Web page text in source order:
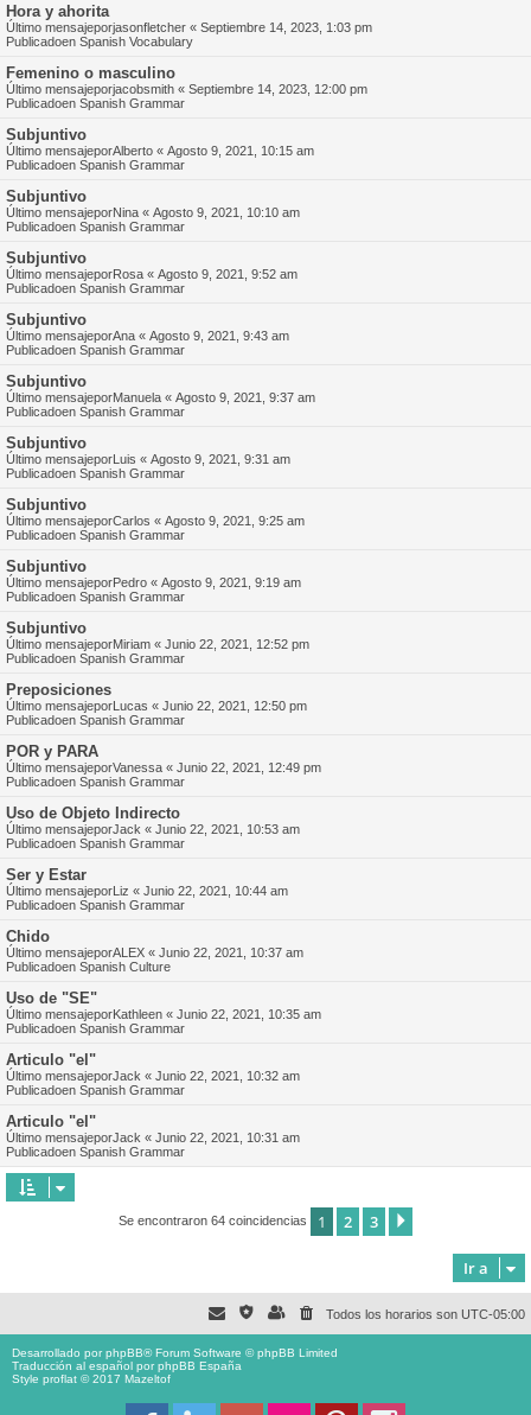
Hora y ahorita
Último mensajeporjasonfletcher « Septiembre 14, 2023, 1:03 pm
Publicadoen Spanish Vocabulary
Femenino o masculino
Último mensajeporjacobsmith « Septiembre 14, 2023, 12:00 pm
Publicadoen Spanish Grammar
Subjuntivo
Último mensajeporAlberto « Agosto 9, 2021, 10:15 am
Publicadoen Spanish Grammar
Subjuntivo
Último mensajeporNina « Agosto 9, 2021, 10:10 am
Publicadoen Spanish Grammar
Subjuntivo
Último mensajeporRosa « Agosto 9, 2021, 9:52 am
Publicadoen Spanish Grammar
Subjuntivo
Último mensajeporAna « Agosto 9, 2021, 9:43 am
Publicadoen Spanish Grammar
Subjuntivo
Último mensajeporManuela « Agosto 9, 2021, 9:37 am
Publicadoen Spanish Grammar
Subjuntivo
Último mensajeporLuis « Agosto 9, 2021, 9:31 am
Publicadoen Spanish Grammar
Subjuntivo
Último mensajeporCarlos « Agosto 9, 2021, 9:25 am
Publicadoen Spanish Grammar
Subjuntivo
Último mensajeporPedro « Agosto 9, 2021, 9:19 am
Publicadoen Spanish Grammar
Subjuntivo
Último mensajeporMiriam « Junio 22, 2021, 12:52 pm
Publicadoen Spanish Grammar
Preposiciones
Último mensajeporLucas « Junio 22, 2021, 12:50 pm
Publicadoen Spanish Grammar
POR y PARA
Último mensajeporVanessa « Junio 22, 2021, 12:49 pm
Publicadoen Spanish Grammar
Uso de Objeto Indirecto
Último mensajeporJack « Junio 22, 2021, 10:53 am
Publicadoen Spanish Grammar
Ser y Estar
Último mensajeporLiz « Junio 22, 2021, 10:44 am
Publicadoen Spanish Grammar
Chido
Último mensajeporALEX « Junio 22, 2021, 10:37 am
Publicadoen Spanish Culture
Uso de "SE"
Último mensajeporKathleen « Junio 22, 2021, 10:35 am
Publicadoen Spanish Grammar
Articulo "el"
Último mensajeporJack « Junio 22, 2021, 10:32 am
Publicadoen Spanish Grammar
Articulo "el"
Último mensajeporJack « Junio 22, 2021, 10:31 am
Publicadoen Spanish Grammar
Se encontraron 64 coincidencias 1 2 3
Ir a
Todos los horarios son UTC-05:00
Desarrollado porphpBB® Forum Software © phpBB Limited
Traducción al español porphpBB España
Style proflat © 2017 Mazeltof